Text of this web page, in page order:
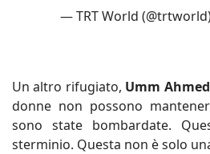
— TRT World
Un altro rifugiato, Umm
donne non possono
sono state bombardate.
sterminio. Questa non è solo